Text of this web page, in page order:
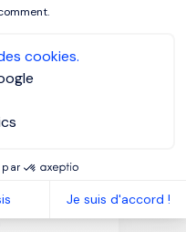
cookies.
par
Je suis d'accord !
05/03/2025
durante la